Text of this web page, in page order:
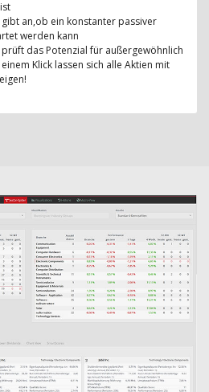
an,ob ein konstanter passiver
werden kann
prüft das Potenzial für außergewöhnlich
Klick lassen sich alle Aktien mit